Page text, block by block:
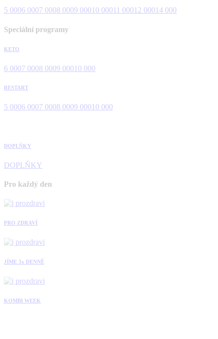
5 0006 0007 0008 0009 00010 00011 00012 00014 000
Speciální programy
KETO
6 0007 0008 0009 00010 000
RESTART
5 0006 0007 0008 0009 00010 000
DOPLŇKY
DOPLŇKY
Pro každý den
PRO ZDRAVÍ
JÍME 3x DENNĚ
KOMBI WEEK